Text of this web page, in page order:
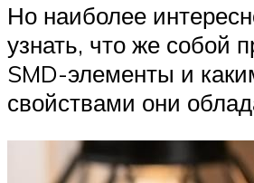
Но наиболее
узнать, что же собой
SMD-элементы и
свойствами они